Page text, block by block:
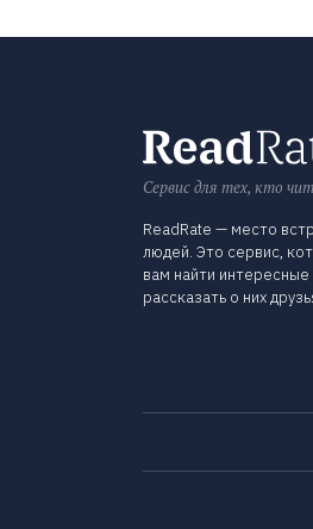
Сервис для тех, кто
ReadRate — место
людей. Это сервис,
вам найти интересные
рассказать о них